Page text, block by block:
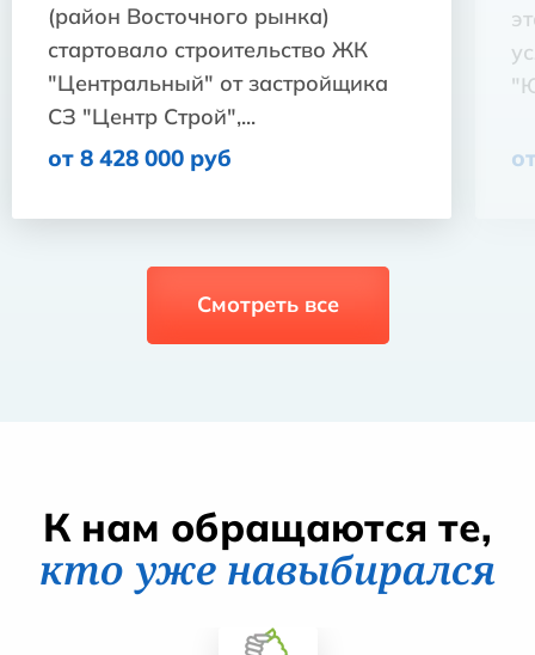
(район Восточного рынка)
стартовало строительство ЖК
"Центральный" от застройщика
СЗ "Центр Строй",...
от 8 428 000 руб
Смотреть все
К нам обращаются те,
кто уже навыбирался